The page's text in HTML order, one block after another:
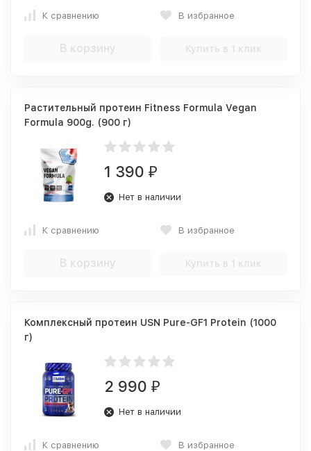
К сравнению В избранное
В корзину Купить в 1 клик
Растительный протеин Fitness Formula Vegan
Formula 900g. (900 г)
1 390 ₽
Нет в наличии
К сравнению В избранное
В корзину Купить в 1 клик
Комплексный протеин USN Pure-GF1 Protein (1000
г)
2 990 ₽
Нет в наличии
К сравнению В избранное